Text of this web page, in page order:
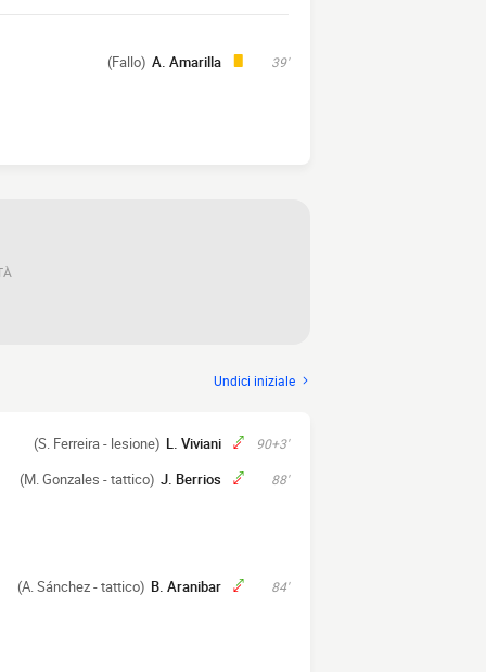
39'
A. Amarilla
(Fallo)
Undici iniziale
90+3'
L. Viviani
(S. Ferreira - lesione)
88'
J. Berrios
(M. Gonzales - tattico)
84'
B. Aranibar
(A. Sánchez - tattico)